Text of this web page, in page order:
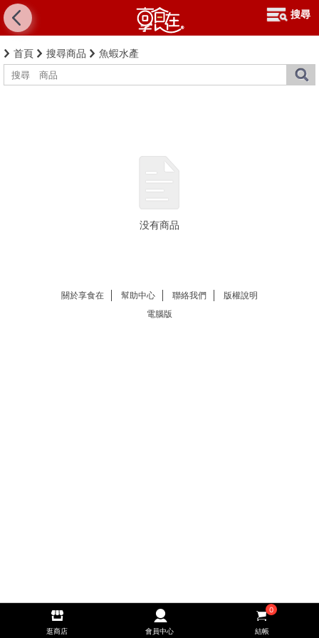
搜尋
首頁 搜尋商品 魚蝦水產
没有商品
關於享食在 幫助中心 聯絡我們
版權說明
電腦版
逛商店 會員中心
0
結帳